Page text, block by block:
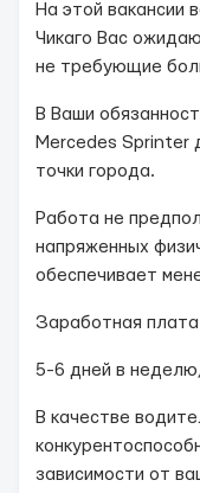
На этой вакансии
Чикаго Вас
не требующие
В Ваши
Mercedes Sprinter
точки города.
Работа не
напряженных
обеспечивает
Заработная
5-6 дней в
В качестве
зависимости от